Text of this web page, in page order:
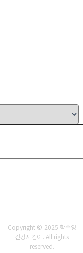
Copyright © 2025 함수영
건강지킴이. All rights
reserved.